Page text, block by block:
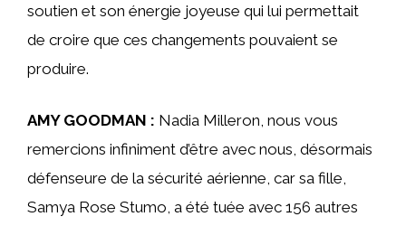
soutien et son énergie joyeuse qui lui permettait
de croire que ces changements pouvaient se
produire.
AMY GOODMAN : Nadia Milleron, nous vous
remercions infiniment d’être avec nous, désormais
défenseure de la sécurité aérienne, car sa fille,
Samya Rose Stumo, a été tuée avec 156 autres